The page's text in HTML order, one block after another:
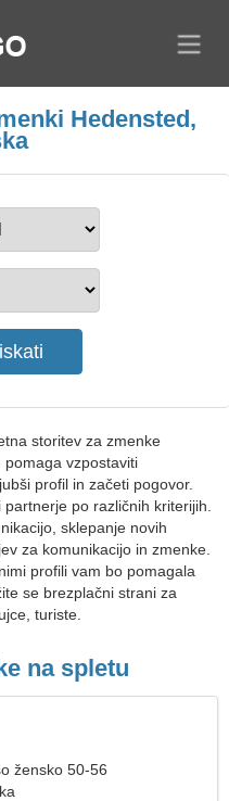
Hedensted,
storitev za zmenke
pomaga vzpostaviti
profil in začeti pogovor.
po različnih kriterijih.
sklepanje novih
za komunikacijo in zmenke.
profili vam bo pomagala
se brezplačni strani za
turiste.
na spletu
žensko 50-56